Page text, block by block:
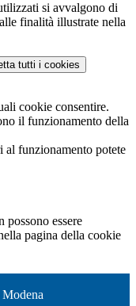
si avvalgono di
finalità illustrate nella
tutti i cookies
cookie consentire.
il funzionamento della
al funzionamento potete
possono essere
pagina della cookie